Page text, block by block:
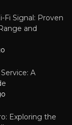
Fi Signal: Proven
and
A
Exploring the